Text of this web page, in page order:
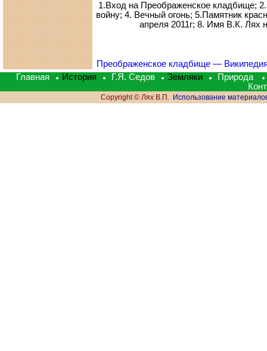
1.Вход на Преображенское кладбище;
войну; 4. Вечный огонь; 5.Памятник
апреля 2011г; 8. Имя В.К. Лях
Преображенское кладбище —
Главная
История Г.Я. Седов Земляки
Природа
Copyright © Лях В.П. Использование